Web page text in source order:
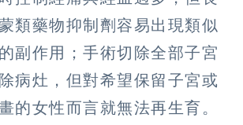
類藥物抑制劑容易出現類似
副作用；手術切除全部子宮
病灶，但對希望保留子宮或
的女性而言就無法再生育。